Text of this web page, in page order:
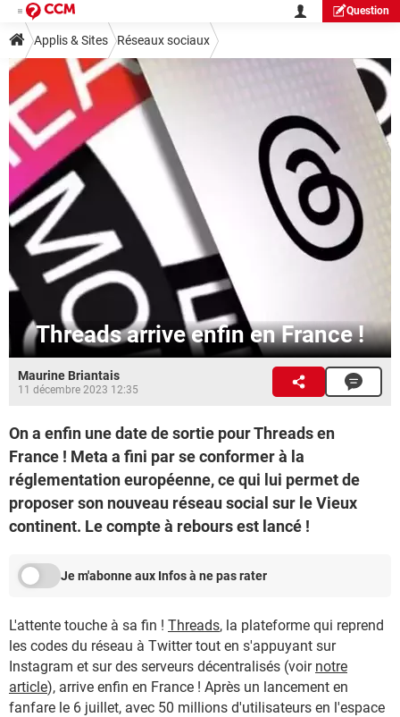
Question
Applis & Sites Réseaux sociaux
Threads arrive enfin en France !
Maurine Briantais
11 décembre 2023 12:35
On a enfin une date de sortie pour Threads en
France ! Meta a fini par se conformer à la
réglementation européenne, ce qui lui permet de
proposer son nouveau réseau social sur le Vieux
continent. Le compte à rebours est lancé !
Je m'abonne aux Infos à ne pas rater
L'attente touche à sa fin ! Threads, la plateforme qui reprend
les codes du réseau à Twitter tout en s'appuyant sur
Instagram et sur des serveurs décentralisés (voir notre
article), arrive enfin en France ! Après un lancement en
fanfare le 6 juillet, avec 50 millions d'utilisateurs en l'espace